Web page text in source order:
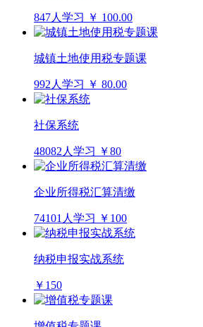
847人学习 ￥ 100.00
城镇土地使用税专题课
992人学习 ￥ 80.00
社保系统
48082人学习 ￥80
企业所得税汇算清缴
74101人学习 ￥100
纳税申报实战系统
￥150